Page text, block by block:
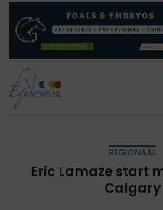
REGIONAAL
Eric Lamaze start
Calgary